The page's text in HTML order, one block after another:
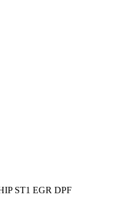
ST1 EGR DPF